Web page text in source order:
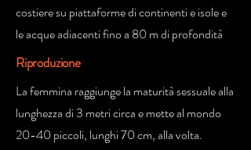
costiere su piattaforme di continenti e isole e
le acque adiacenti fino a 80 m di profondità
Riproduzione
La femmina raggiunge la maturità sessuale alla
lunghezza di 3 metri circa e mette al mondo
20-40 piccoli, lunghi 70 cm, alla volta.